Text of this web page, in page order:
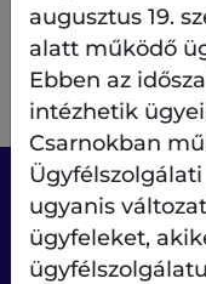
Tájékoztató árak -
augusztus 19.
alatt működő
Ebben az
intézhetik
Csarnokban
ugyanis
ügyfeleket,